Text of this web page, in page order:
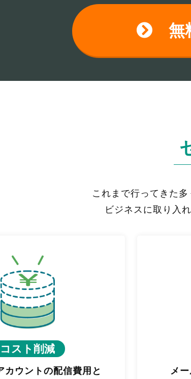
無
これまで行ってきた
ビジネスに取り入
コスト削減
カウントの配信費用と
メ